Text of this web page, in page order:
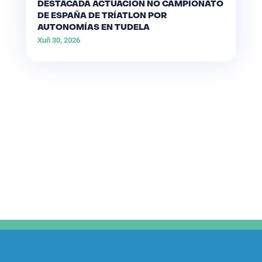
DESTACADA ACTUACIÓN NO CAMPIONATO
DE ESPAÑA DE TRÍATLON POR
AUTONOMÍAS EN TUDELA
Xuñ 30, 2026